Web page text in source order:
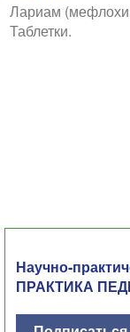
Лариам
Таблетки.
Научно-
ПРАКТИКА